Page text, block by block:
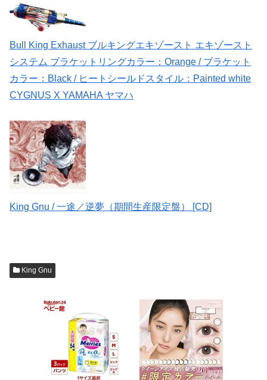
Bull King Exhaust ブルキングエキゾースト エキゾースト
システム ブラケットリングカラー：Orange / ブラケット
カラー：Black / ヒートシールドスタイル：Painted white
CYGNUS X YAMAHA ヤマハ
King Gnu / 一途／逆夢（期間生産限定盤） [CD]
King Gnu